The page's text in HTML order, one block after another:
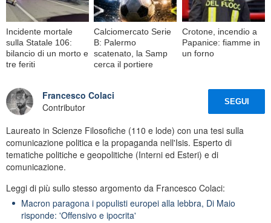
Incidente mortale
sulla Statale 106:
bilancio di un morto e
tre feriti
Calciomercato Serie
B: Palermo
scatenato, la Samp
cerca il portiere
Crotone, incendio a
Papanice: fiamme in
un forno
Francesco Colaci
Contributor
SEGUI
Laureato in Scienze Filosofiche (110 e lode) con una tesi sulla
comunicazione politica e la propaganda nell'Isis. Esperto di
tematiche politiche e geopolitiche (Interni ed Esteri) e di
comunicazione.
Leggi di più sullo stesso argomento da Francesco Colaci:
Macron paragona i populisti europei alla lebbra, Di Maio
risponde: 'Offensivo e ipocrita'